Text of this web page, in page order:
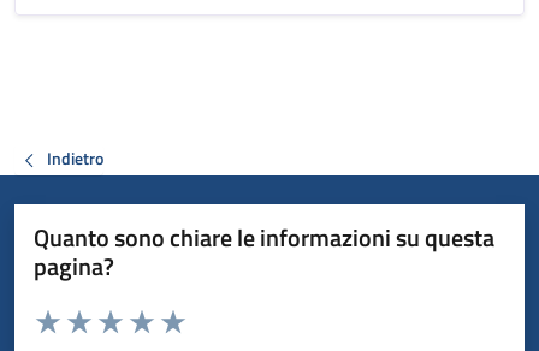
Indietro
Quanto sono chiare le informazioni su questa
pagina?
Valuta da 1 a 5 stelle la pagina